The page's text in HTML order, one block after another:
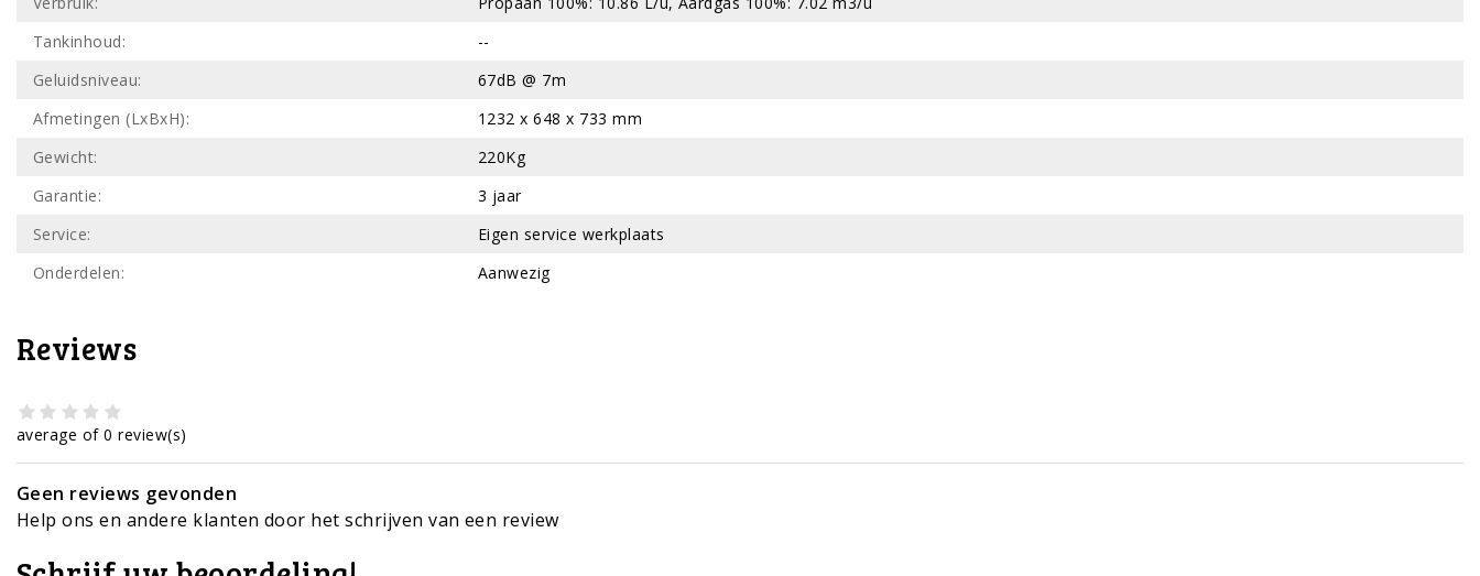
Tankinhoud:
--
Geluidsniveau:
67dB @ 7m
Afmetingen (LxBxH):
1232 x 648 x 733 mm
Gewicht:
220Kg
Garantie:
3 jaar
Service:
Eigen service werkplaats
Onderdelen:
Aanwezig
Reviews
average of 0 review(s)
Geen reviews gevonden
Help ons en andere klanten door het schrijven van een review